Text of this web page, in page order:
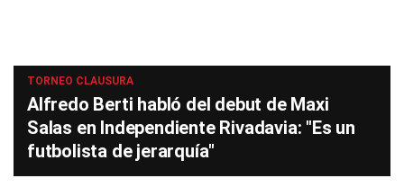
TORNEO CLAUSURA
Alfredo Berti habló del debut de Maxi
Salas en Independiente Rivadavia: "Es un
futbolista de jerarquía"